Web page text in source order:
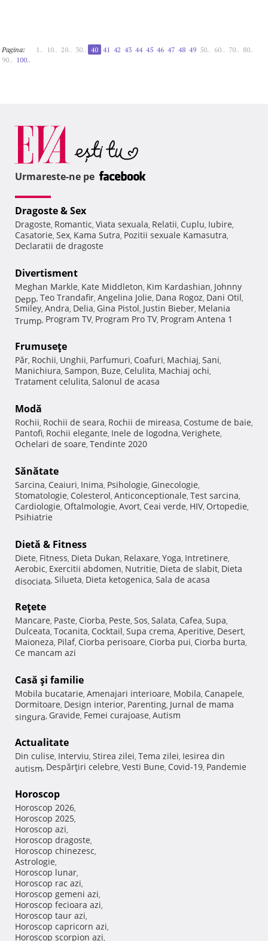
Pagina: 1.. 10.. 20.. 30.. 40 41 42 43 44 45 46 47 48 49 50.. 60.. 70.. 80..
90.. 100..
Urmareste-ne pe
Dragoste & Sex
Dragoste, Romantic, Viata sexuala, Relatii, Cuplu, Iubire,
Casatorie, Sex, Kama Sutra, Pozitii sexuale Kamasutra,
Declaratii de dragoste
Divertisment
Meghan Markle, Kate Middleton, Kim Kardashian, Johnny
Depp, Teo Trandafir, Angelina Jolie, Dana Rogoz, Dani Otil,
Smiley, Andra, Delia, Gina Pistol, Justin Bieber, Melania
Trump, Program TV, Program Pro TV, Program Antena 1
Frumuseţe
Păr, Rochii, Unghii, Parfumuri, Coafuri, Machiaj, Sani,
Manichiura, Sampon, Buze, Celulita, Machiaj ochi,
Tratament celulita, Salonul de acasa
Modă
Rochii, Rochii de seara, Rochii de mireasa, Costume de baie,
Pantofi, Rochii elegante, Inele de logodna, Verighete,
Ochelari de soare, Tendinte 2020
Sănătate
Sarcina, Ceaiuri, Inima, Psihologie, Ginecologie,
Stomatologie, Colesterol, Anticonceptionale, Test sarcina,
Cardiologie, Oftalmologie, Avort, Ceai verde, HIV, Ortopedie,
Psihiatrie
Dietă & Fitness
Diete, Fitness, Dieta Dukan, Relaxare, Yoga, Intretinere,
Aerobic, Exercitii abdomen, Nutritie, Dieta de slabit, Dieta
disociata, Silueta, Dieta ketogenica, Sala de acasa
Reţete
Mancare, Paste, Ciorba, Peste, Sos, Salata, Cafea, Supa,
Dulceata, Tocanita, Cocktail, Supa crema, Aperitive, Desert,
Maioneza, Pilaf, Ciorba perisoare, Ciorba pui, Ciorba burta,
Ce mancam azi
Casă şi familie
Mobila bucatarie, Amenajari interioare, Mobila, Canapele,
Dormitoare, Design interior, Parenting, Jurnal de mama
singura, Gravide, Femei curajoase, Autism
Actualitate
Din culise, Interviu, Stirea zilei, Tema zilei, Iesirea din
autism, Despărţiri celebre, Vesti Bune, Covid-19, Pandemie
Horoscop
Horoscop 2026,
Horoscop 2025,
Horoscop azi,
Horoscop dragoste,
Horoscop chinezesc,
Astrologie,
Horoscop lunar,
Horoscop rac azi,
Horoscop gemeni azi,
Horoscop fecioara azi,
Horoscop taur azi,
Horoscop capricorn azi,
Horoscop scorpion azi,